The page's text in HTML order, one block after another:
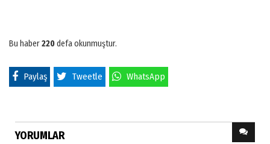
Bu haber220defa okunmuştur.
Paylaş Tweetle WhatsApp
YORUMLAR